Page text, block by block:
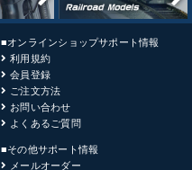
■オンラインショップサポート情報
利用規約
会員登録
ご注文方法
お問い合わせ
よくあるご質問
■その他サポート情報
メールオーダー